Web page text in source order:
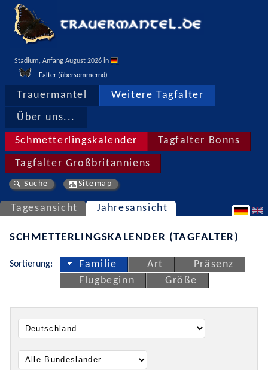
Stadium, Anfang August 2026 in
Falter (übersommernd)
Trauermantel Weitere Tagfalter
Über uns...
Schmetterlingskalender Tagfalter Bonns
Tagfalter Großbritanniens
Suche Sitemap
Tagesansicht Jahresansicht
SCHMETTERLINGSKALENDER (TAGFALTER)
Sortierung: Familie Art
Präsenz
Flugbeginn
Größe